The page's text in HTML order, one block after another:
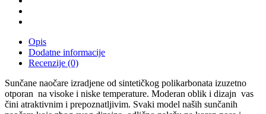
Opis
Dodatne informacije
Recenzije (0)
Sunčane naočare izradjene od sintetičkog polikarbonata izuzetno
otporan na visoke i niske temperature. Moderan oblik i dizajn vas
čini atraktivnim i prepoznatljivim. Svaki model naših sunčanih